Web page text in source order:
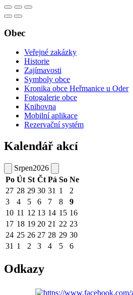
Obec
Veřejné zakázky
Historie
Zajímavosti
Symboly obce
Kronika obce Heřmanice u Oder
Fotogalerie obce
Knihovna
Mobilní aplikace
Rezervační systém
Kalendář akcí
Srpen2026
Po Út St Čt Pá So Ne
27 28 29 30 31 1
2
3
4 5 6 7 8
9
10 11 12 13 14 15 16
17 18 19 20 21 22 23
24 25 26 27 28 29 30
31 1 2 3 4 5 6
Odkazy